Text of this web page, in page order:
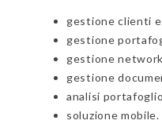
gestione clienti
gestione
gestione
gestione
analisi
soluzione mobile.